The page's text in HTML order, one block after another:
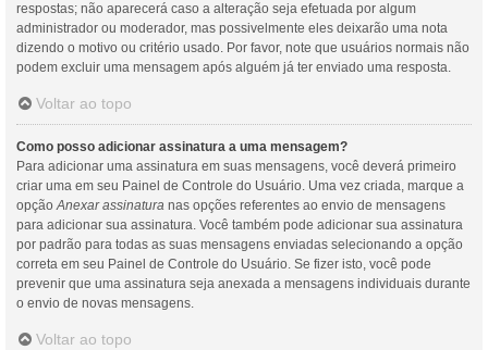
respostas; não aparecerá caso a alteração seja efetuada por algum
administrador ou moderador, mas possivelmente eles deixarão uma nota
dizendo o motivo ou critério usado. Por favor, note que usuários normais não
podem excluir uma mensagem após alguém já ter enviado uma resposta.
Voltar ao topo
Como posso adicionar assinatura a uma mensagem?
Para adicionar uma assinatura em suas mensagens, você deverá primeiro
criar uma em seu Painel de Controle do Usuário. Uma vez criada, marque a
opçãoAnexar assinatura nas opções referentes ao envio de mensagens
para adicionar sua assinatura. Você também pode adicionar sua assinatura
por padrão para todas as suas mensagens enviadas selecionando a opção
correta em seu Painel de Controle do Usuário. Se fizer isto, você pode
prevenir que uma assinatura seja anexada a mensagens individuais durante
o envio de novas mensagens.
Voltar ao topo